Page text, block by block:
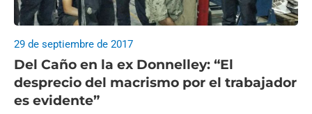
Del Caño en la ex Donnelley: “El
desprecio del macrismo por el trabajador
es evidente”
29 de septiembre de 2017